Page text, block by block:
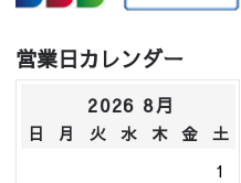
営業日カレンダー
2026 8月
日 月 火 水 木 金
土
1